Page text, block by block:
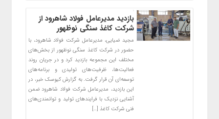
بازدید مدیرعامل فولاد شاهرود از
شرکت کاغذ سنگی نوظهور
مجید ضیایی، مدیرعامل شرکت فولاد شاهرود، با
حضور در شرکت کاغذ سنگی نوظهور از بخش‌های
مختلف این مجموعه بازدید کرد و در جریان روند
فعالیت‌ها، ظرفیت‌های تولیدی و برنامه‌های
توسعه‌ای آن قرار گرفت. به گزارش کیوسک خبر، در
این بازدید، مدیرعامل شرکت فولاد شاهرود ضمن
آشنایی نزدیک با فرایندهای تولید و توانمندی‌های
فنی شرکت کاغذ […]